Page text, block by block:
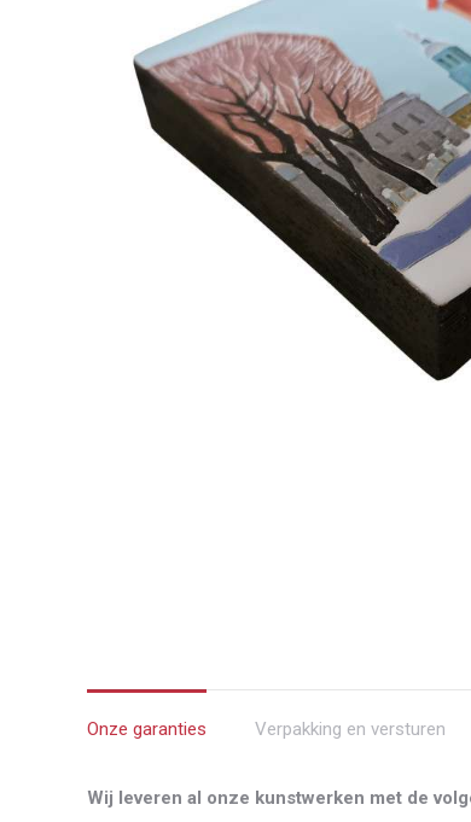
Onze garanties Verpakking en versturen
Wij leveren al onze kunstwerken met de